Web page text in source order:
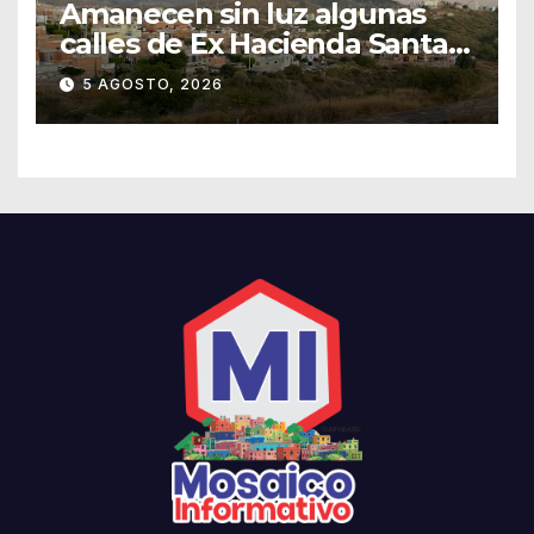
Amanecen sin luz algunas
calles de Ex Hacienda Santa
Teresa
5 AGOSTO, 2026